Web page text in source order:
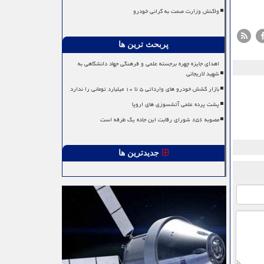
واکنش وزارت صمت به گرانی خودرو
پربحث ترین ها
اهدای جایزه چهره برجسته علمی و فرهنگی جهاد دانشگاهی به
شهید لاریجانی
بازار کشش خودرو های وارداتی ۵ تا ۱۰ میلیارد تومانی را ندارد
پشت پرده علمی آتشسوزی های اروپا
مصوبه ۸۵۶ شورای رقابت این جاده یک طرفه است
جدیدترین ها